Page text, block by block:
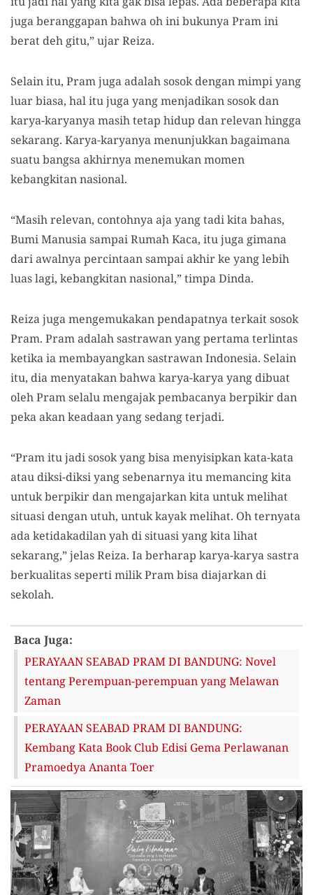
juga beranggapan bahwa oh ini bukunya Pram ini
berat deh gitu,” ujar Reiza.
Selain itu, Pram juga adalah sosok dengan mimpi yang
luar biasa, hal itu juga yang menjadikan sosok dan
karya-karyanya masih tetap hidup dan relevan hingga
sekarang. Karya-karyanya menunjukkan bagaimana
suatu bangsa akhirnya menemukan momen
kebangkitan nasional.
“Masih relevan, contohnya aja yang tadi kita bahas,
Bumi Manusia sampai Rumah Kaca, itu juga gimana
dari awalnya percintaan sampai akhir ke yang lebih
luas lagi, kebangkitan nasional,” timpa Dinda.
Reiza juga mengemukakan pendapatnya terkait sosok
Pram. Pram adalah sastrawan yang pertama terlintas
ketika ia membayangkan sastrawan Indonesia. Selain
itu, dia menyatakan bahwa karya-karya yang dibuat
oleh Pram selalu mengajak pembacanya berpikir dan
peka akan keadaan yang sedang terjadi.
“Pram itu jadi sosok yang bisa menyisipkan kata-kata
atau diksi-diksi yang sebenarnya itu memancing kita
untuk berpikir dan mengajarkan kita untuk melihat
situasi dengan utuh, untuk kayak melihat. Oh ternyata
ada ketidakadilan yah di situasi yang kita lihat
sekarang,” jelas Reiza. Ia berharap karya-karya sastra
berkualitas seperti milik Pram bisa diajarkan di
sekolah.
Baca Juga:
PERAYAAN SEABAD PRAM DI BANDUNG: Novel
tentang Perempuan-perempuan yang Melawan
Zaman
PERAYAAN SEABAD PRAM DI BANDUNG:
Kembang Kata Book Club Edisi Gema Perlawanan
Pramoedya Ananta Toer